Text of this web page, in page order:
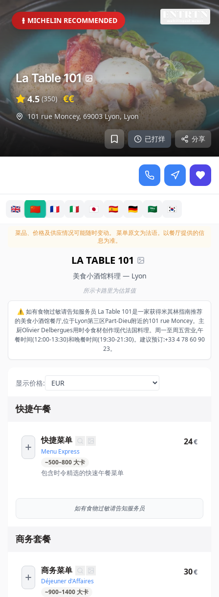
MICHELIN RECOMMENDED
已打烊 分享
La Table 101
4.5 (350) €€
101 rue Moncey, 69003 Lyon, Lyon
🇬🇧 🇨🇳 🇫🇷 🇮🇹 🇯🇵 🇪🇸 🇩🇪 🇸🇦 🇰🇷
菜品、价格及供应情况可能随时变动。
菜单原文为法语。以餐厅提供的信
息为准。
LA TABLE 101
美食小酒馆料理 — Lyon
所示卡路里为估算值
⚠️ 如有食物过敏请告知服务员 La Table 101是一家获得米其林指南推荐
的美食小酒馆餐厅,位于Lyon第三区Part-Dieu附近的101 rue Moncey。主
厨Olivier Delbergues用时令食材创作现代法国料理。周一至周五营业,午
餐时间(12:00-13:30)和晚餐时间(19:30-21:30)。建议预订:+33 4 78 60 90
23。
显示价格:
快捷午餐
快捷菜单
Menu Express
~500–800大卡
包含时令精选的快速午餐菜单
24€
如有食物过敏请告知服务员
商务套餐
商务菜单
Déjeuner d'Affaires
~900–1400大卡
30€